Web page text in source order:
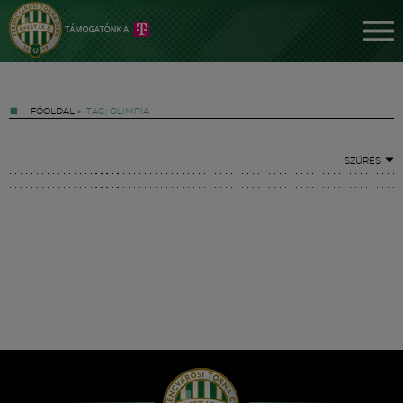
FŐOLDAL » TAG: OLIMPIA
SZŰRÉS
Hírek